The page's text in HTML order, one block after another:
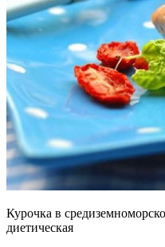
Курочка в
диетическая